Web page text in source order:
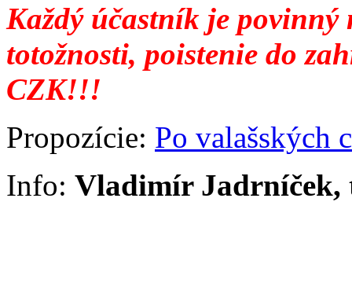
Každý účastník je
totožnosti, poistenie do
CZK!!!
Propozície: Po valašských
Info: Vladimír Jadrníček,